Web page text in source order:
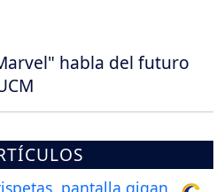
habla del futuro